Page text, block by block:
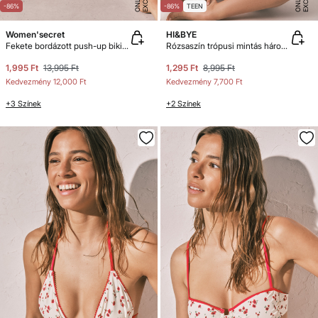
-86%
Women'secret
Fekete bordázott push-up bikinifelső
1,995 Ft 13,995 Ft
Kedvezmény 12,000 Ft
+3 Színek
-86% TEEN
HI&BYE
Rózsaszín trópusi mintás háromszög bikinifelső
1,295 Ft 8,995 Ft
Kedvezmény 7,700 Ft
+2 Színek